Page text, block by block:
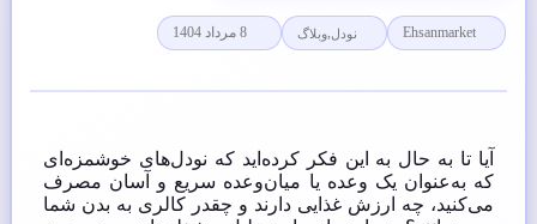
Ehsanmarket نودل,وبلاگ 8 مرداد 1404
آیا تا به حال به این فکر کرده‌اید که نودل‌های خوشمزه‌ای
که به‌عنوان یک وعده یا میان‌وعده سریع و آسان مصرف
می‌کنید، چه ارزش غذایی دارند و چقدر کالری به بدن شما